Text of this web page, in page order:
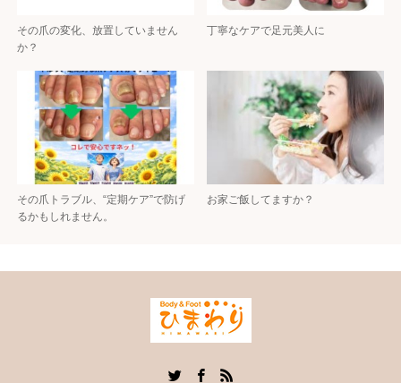
その爪の変化、放置していません
か？
丁寧なケアで足元美人に
その爪トラブル、“定期ケア”で防げ
るかもしれません。
お家ご飯してますか？